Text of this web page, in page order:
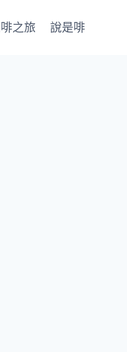
之旅 說是啡